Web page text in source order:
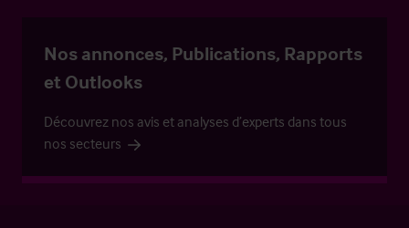
Nos annonces, Publications, Rapports
et Outlooks
Découvrez nos avis et analyses d’experts dans tous
nos secteurs